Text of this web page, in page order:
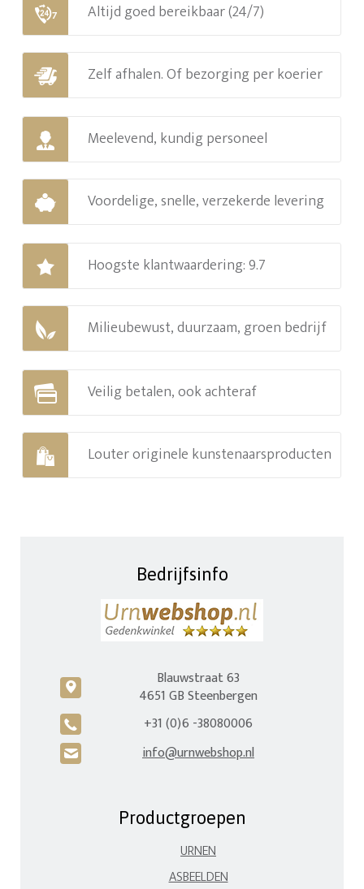
Altijd goed bereikbaar (24/7)
Zelf afhalen. Of bezorging per koerier
Meelevend, kundig personeel
Voordelige, snelle, verzekerde levering
Hoogste klantwaardering: 9.7
Milieubewust, duurzaam, groen bedrijf
Veilig betalen, ook achteraf
Louter originele kunstenaarsproducten
Bedrijfsinfo
c
Blauwstraat 63
4651 GB Steenbergen
A +31 (0)6 -38080006
H info@urnwebshop.nl
Productgroepen
URNEN
ASBEELDEN